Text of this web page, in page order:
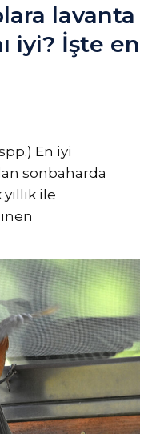
lavanta
iyi? İşte en
En iyi
sonbaharda
ile